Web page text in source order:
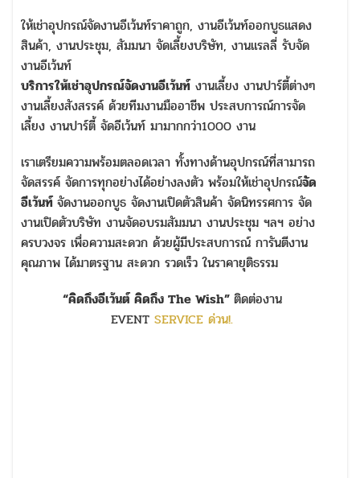
ให้เช่าอุปกรณ์จัดงานอีเว้นท์ราคาถูก, งานอีเว้นท์ออกบูธแสดง
สินค้า, งานประชุม, สัมมนา จัดเลี้ยงบริษัท, งานแรลลี่ รับจัด
งานอีเว้นท์
บริการให้เช่าอุปกรณ์จัดงานอีเว้นท์ งานเลี้ยง งานปาร์ตี้ต่างๆ
งานเลี้ยงสังสรรค์ ด้วยทีมงานมืออาชีพ ประสบการณ์การจัด
เลี้ยง งานปาร์ตี้ จัดอีเว้นท์ มามากกว่า1000 งาน
เราเตรียมความพร้อมตลอดเวลา ทั้งทางด้านอุปกรณ์ที่สามารถ
จัดสรรค์ จัดการทุกอย่างได้อย่างลงตัว พร้อมให้เช่าอุปกรณ์จัด
อีเว้นท์ จัดงานออกบูธ จัดงานเปิดตัวสินค้า จัดนิทรรศการ จัด
งานเปิดตัวบริษัท งานจัดอบรมสัมมนา งานประชุม ฯลฯ อย่าง
ครบวงจร เพื่อความสะดวก ด้วยผู้มีประสบการณ์ การันตีงาน
คุณภาพ ได้มาตรฐาน สะดวก รวดเร็ว ในราคายุติธรรม
“คิดถึงอีเว้นต์ คิดถึง The Wish” ติดต่องาน
EVENT SERVICE ด่วน!.